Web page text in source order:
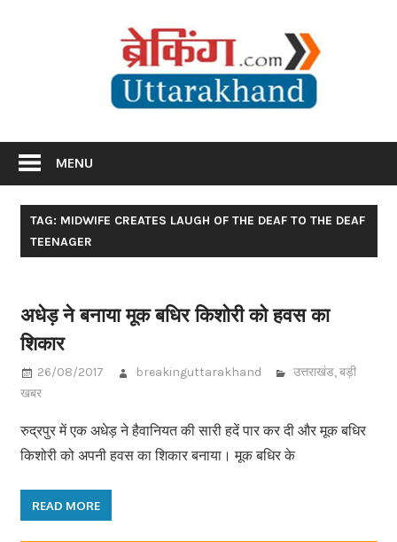
MENU
TAG: MIDWIFE CREATES LAUGH OF THE DEAF TO THE DEAF
TEENAGER
अधेड़ ने बनाया मूक बधिर किशोरी को हवस का
शिकार
26/08/2017 breakinguttarakhand उत्तराखंड,बड़ी
खबर
रुद्रपुर में एक अधेड़ ने हैवानियत की सारी हदें पार कर दी और मूक बधिर
किशोरी को अपनी हवस का शिकार बनाया। मूक बधिर के
READ MORE